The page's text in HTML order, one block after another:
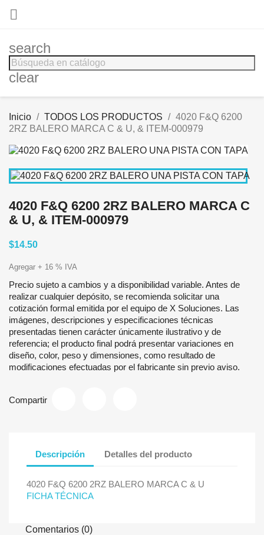

search
clear
Inicio TODOS LOS PRODUCTOS
4020 F&Q 6200
2RZ BALERO MARCA C & U, & ITEM-000979
4020 F&Q 6200 2RZ BALERO MARCA C
& U, & ITEM-000979
$14.50
Agregar + 16 % IVA
Precio sujeto a cambios y a disponibilidad variable. Antes de
realizar cualquier depósito, se recomienda solicitar una
cotización formal emitida por el equipo de X Soluciones. Las
imágenes, descripciones y especificaciones técnicas
presentadas tienen carácter únicamente ilustrativo y de
referencia; el producto final podrá presentar variaciones en
diseño, color, peso y dimensiones, como resultado de
modificaciones efectuadas por el fabricante sin previo aviso.
Compartir
Descripción Detalles del producto
4020 F&Q 6200 2RZ BALERO MARCA C & U
FICHA TÉCNICA
Comentarios (0)